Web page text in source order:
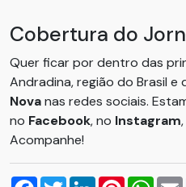
Cobertura do
Quer ficar por dentro das
Andradina, região do Brasil e
Novanas redes sociais.
no Facebook, no Instagram,
Acompanhe!
Facebook
TwitterLinkedInPinterest